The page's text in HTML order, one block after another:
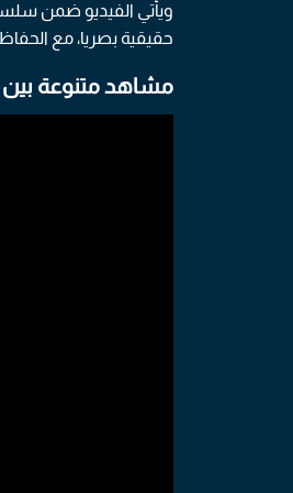
ويأتي الفيديو ضمن
حقيقية بصريا، مع
مشاهد متنوعة بين